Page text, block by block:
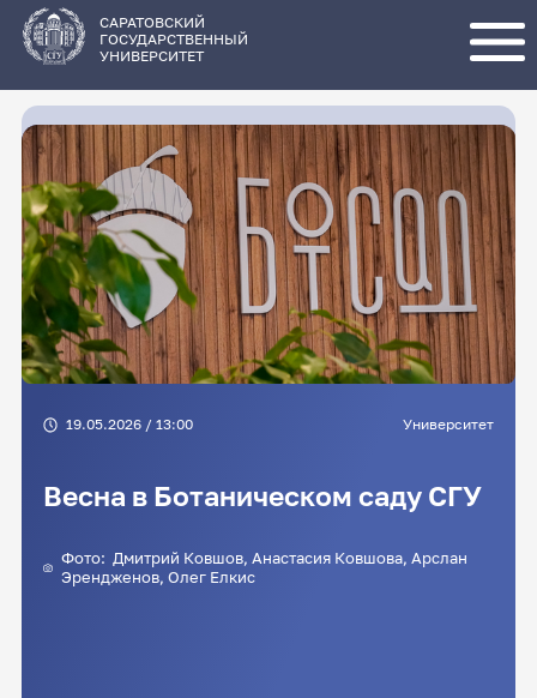
основному
содержанию
САРАТОВСКИЙ
ГОСУДАРСТВЕННЫЙ
УНИВЕРСИТЕТ
19.05.2026 / 13:00 Университет
Весна в Ботаническом саду СГУ
Фото: Дмитрий Ковшов, Анастасия Ковшова, Арслан
Эрендженов, Олег Елкис